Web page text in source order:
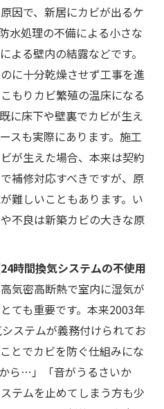
因で、新居にカビが出るケ
水処理の不備による小さな
よる壁内の結露などです。
に十分乾燥させず工事を進
もりカビ繁殖の温床になる
に床下や壁裏でカビが生え
スも実際にあります。施工
が生えた場合、本来は契約
補修対応すべきですが、原
難しいこともあります。い
不良は新築カビの大きな原
時間換気システムの不使用
気密高断熱で室内に湿気が
ても重要です。本来2003年
ステムが義務付けられてお
とでカビを防ぐ仕組みにな
ら…」「音がうるさいか
テムを止めてしまう方も少